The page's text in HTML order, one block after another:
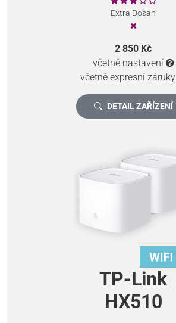
Extra Dosah
2 850 Kč
včetně nastavení
včetně expresní záruky
DETAIL ZAŘÍZENÍ
TP-Link
HX510